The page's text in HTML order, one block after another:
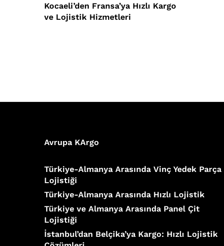
Kocaeli’den Fransa’ya Hızlı Kargo
ve Lojistik Hizmetleri
Avrupa KArgo
Türkiye-Almanya Arasında Vinç Yedek Parça
Lojistiği
Türkiye-Almanya Arasında Hızlı Lojistik
Türkiye ve Almanya Arasında Panel Çit
Lojistiği
İstanbul’dan Belçika’ya Kargo: Hızlı Lojistik